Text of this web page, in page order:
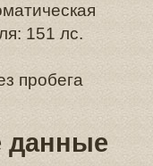
151 лс.
пробега
данные